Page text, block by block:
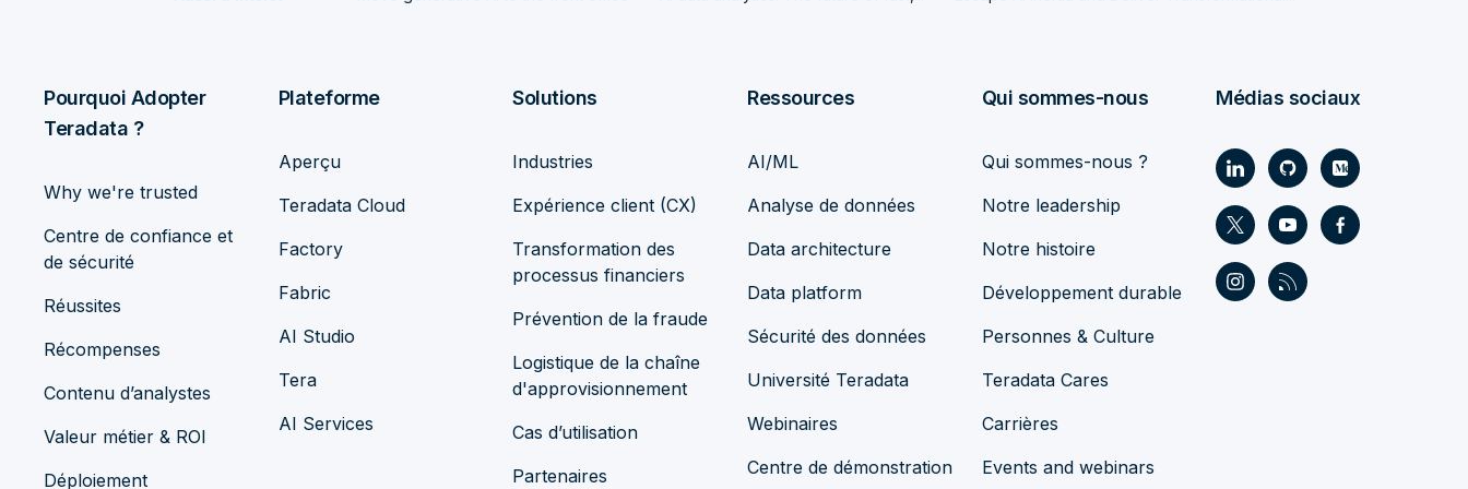
Pourquoi Adopter
Teradata ?
Why we're trusted
Centre de confiance et
de sécurité
Réussites
Récompenses
Contenu d’analystes
Valeur métier & ROI
Déploiement
Plateforme
Aperçu
Teradata Cloud
Factory
Fabric
AI Studio
Tera
AI Services
Solutions
Industries
Expérience client (CX)
Transformation des
processus financiers
Prévention de la fraude
Logistique de la chaîne
d'approvisionnement
Cas d’utilisation
Partenaires
Ressources
AI/ML
Analyse de données
Data architecture
Data platform
Sécurité des données
Université Teradata
Webinaires
Centre de démonstration
Qui sommes-nous
Qui sommes-nous ?
Notre leadership
Notre histoire
Développement durable
Personnes & Culture
Teradata Cares
Carrières
Events and webinars
Médias sociaux